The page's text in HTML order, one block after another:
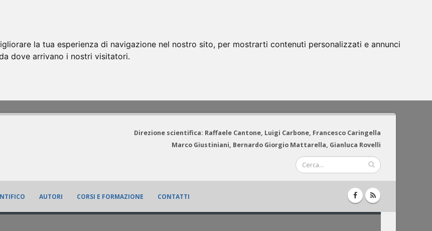
la tua esperienza di navigazione nel nostro sito, per mostrarti contenuti personalizzati e annunci
dove arrivano i nostri visitatori.
Direzione scientifica: Raffaele Cantone, Luigi Carbone, Francesco Caringella
Marco Giustiniani, Bernardo Giorgio Mattarella, Gianluca Rovelli
AUTORI CORSI E FORMAZIONE CONTATTI